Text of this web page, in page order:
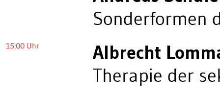
Sonderformen
15:00 Uhr
Albrecht
Therapie der